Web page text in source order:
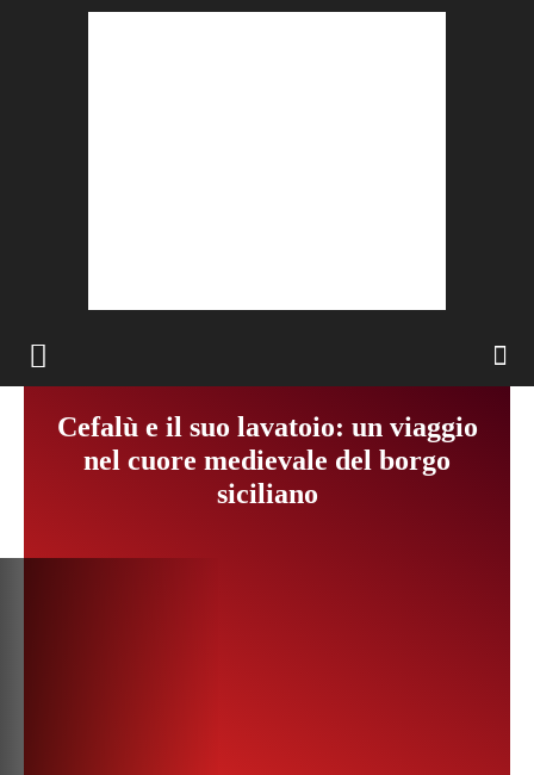
Cefalù e il suo lavatoio: un viaggio
nel cuore medievale del borgo
siciliano